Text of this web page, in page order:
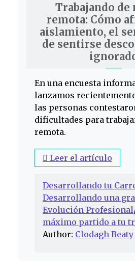
Trabajando de
remota: Cómo
aislamiento, el
de sentirse
En una encuesta
lanzamos
las personas
dificultades para
remota.
Leer el artículo
Desarrollando tu
Desarrollando una
Evolución Profesional
máximo partido a tu
Author: Clodagh Beaty